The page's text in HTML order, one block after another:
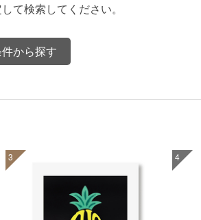
て検索してください。
から探す
3 4